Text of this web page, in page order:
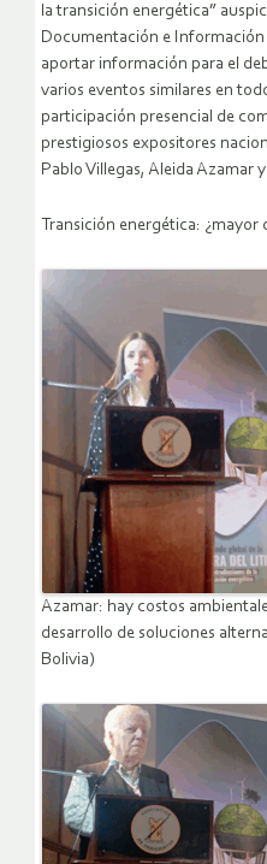
la transición energética”
Documentación e
aportar información para el
varios eventos similares en
participación presencial de
prestigiosos expositores
Pablo Villegas, Aleida Azamar
Transición energética: ¿mayor
Azamar: hay costos
desarrollo de soluciones
Bolivia)